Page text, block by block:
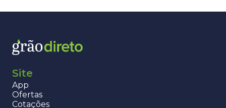
Site
App
Ofertas
Cotações